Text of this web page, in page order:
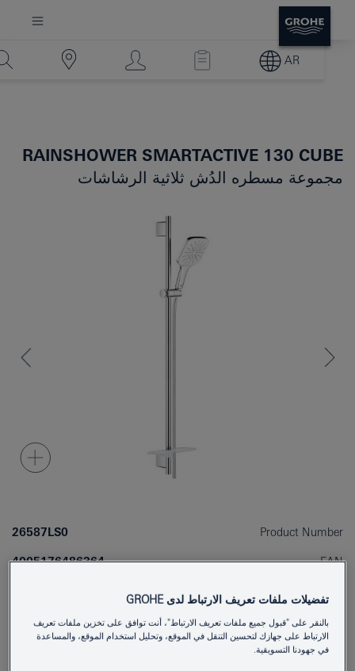
AR
RAINSHOWER SMARTACTIVE 130 CUBE
مجموعة مسطره الدُش ثلاثية الرشاشات
Product Number
26587LS0
EAN
4005176486364
Colour
moon white
Download specification
تفضيلات ملفات تعريف الارتباط لدى GROHE
بالنقر على "قبول جميع ملفات تعريف الارتباط"، أنت توافق على تخزين ملفات تعريف
الارتباط على جهازك لتحسين التنقل في الموقع، وتحليل استخدام الموقع، والمساعدة
في جهودنا التسويقية.